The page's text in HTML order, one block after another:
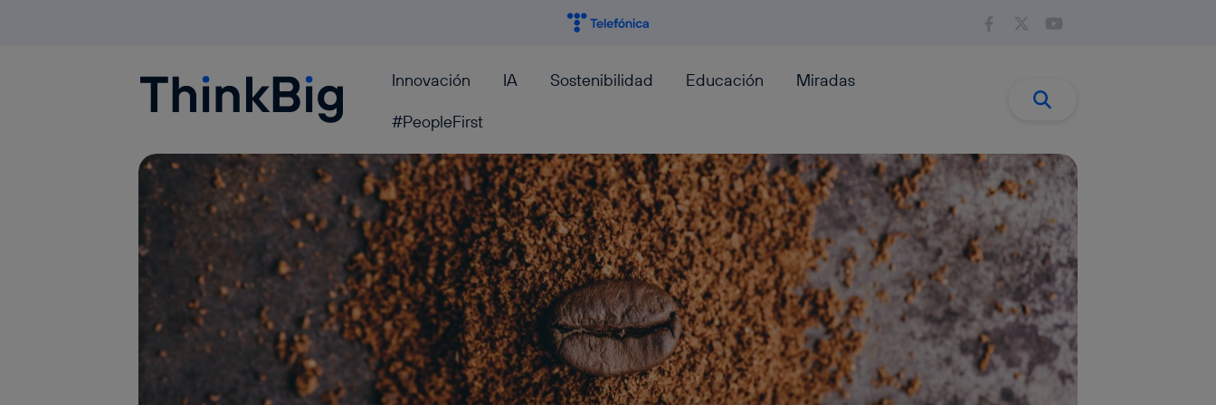
Blogthinkbig.com Innovación IA Sostenibilidad Educación
Miradas
#PeopleFirst
Buscar